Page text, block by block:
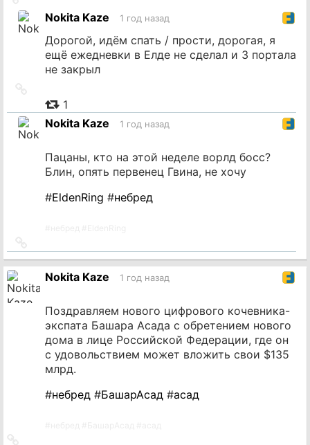
на
источникNokita Kaze 1 год назад
Дорогой, идём спать / прости, дорогая, я
ещё ежедневки в Елде не сделал и 3 портала
не закрыл
источник
1
Nokita Kaze
1 год назад
Пацаны, кто на этой неделе ворлд босс?
Блин, опять первенец Гвина, не хочу
#EldenRing #небред
на
источник
Nokita Kaze 1 год назад
Поздравляем нового цифрового кочевника-
экспата Башара Асада с обретением нового
дома в лице Российской Федерации, где он
с удовольствием может вложить свои $135
млрд.
#небред #БашарАсад #асад